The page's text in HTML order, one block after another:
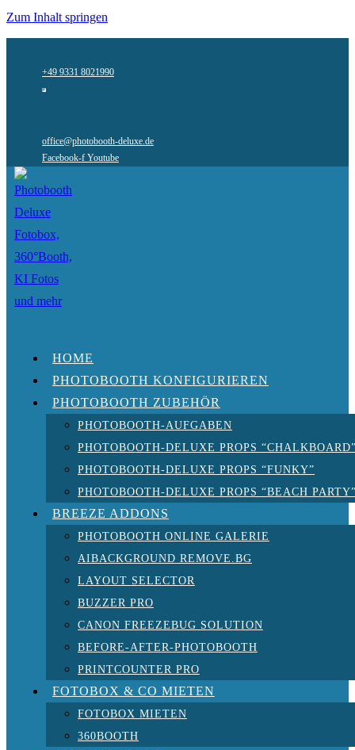
Zum Inhalt springen
+49 9331 8021990
office@photobooth-deluxe.de
Facebook-f Youtube
HOME
PHOTOBOOTH KONFIGURIEREN
PHOTOBOOTH ZUBEHÖR
PHOTOBOOTH-AUFGABEN
PHOTOBOOTH-DELUXE PROPS
PHOTOBOOTH-DELUXE PROPS “FUNKY”
PHOTOBOOTH-DELUXE PROPS “BEACH
BREEZE ADDONS
PHOTOBOOTH ONLINE GALERIE
AIBACKGROUND REMOVE.BG
LAYOUT SELECTOR
BUZZER PRO
CANON FREEZEBUG SOLUTION
BEFORE-AFTER-PHOTOBOOTH
PRINTCOUNTER PRO
FOTOBOX & CO MIETEN
FOTOBOX MIETEN
360BOOTH